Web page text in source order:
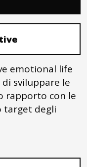
emotional life
sviluppare le
rapporto con le
target degli